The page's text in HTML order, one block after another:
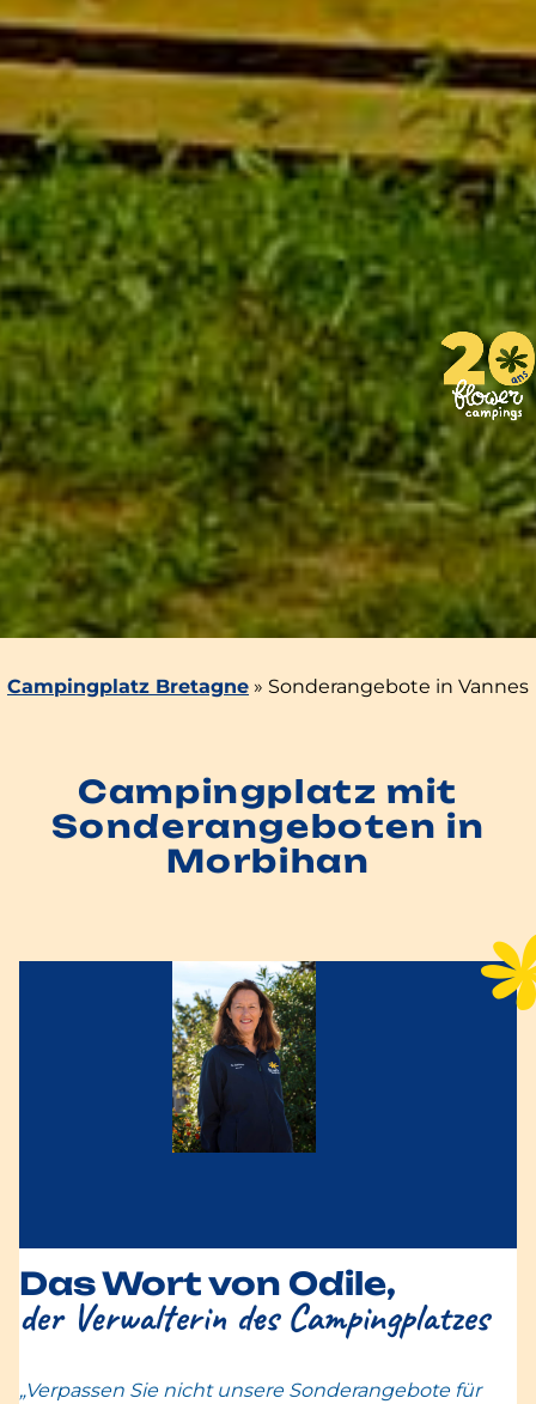
Campingplatz Bretagne » Sonderangebote in Vannes
Campingplatz mit
Sonderangeboten in
Morbihan
Das Wort von Odile,
der Verwalterin des Campingplatzes
„Verpassen Sie nicht unsere Sonderangebote für